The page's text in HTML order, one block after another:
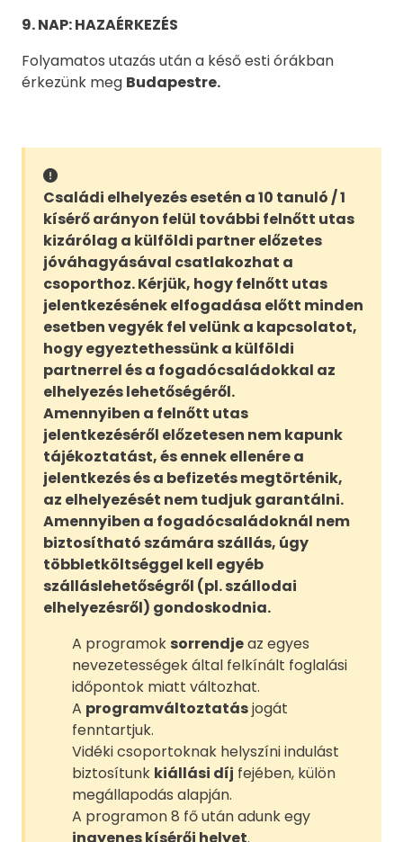
9. NAP: HAZAÉRKEZÉS
Folyamatos utazás után a késő esti órákban
érkezünk meg Budapestre.
Családi elhelyezés esetén a 10 tanuló / 1
kísérő arányon felül további felnőtt utas
kizárólag a külföldi partner előzetes
jóváhagyásával csatlakozhat a
csoporthoz. Kérjük, hogy felnőtt utas
jelentkezésének elfogadása előtt minden
esetben vegyék fel velünk a kapcsolatot,
hogy egyeztethessünk a külföldi
partnerrel és a fogadócsaládokkal az
elhelyezés lehetőségéről.
Amennyiben a felnőtt utas
jelentkezéséről előzetesen nem kapunk
tájékoztatást, és ennek ellenére a
jelentkezés és a befizetés megtörténik,
az elhelyezését nem tudjuk garantálni.
Amennyiben a fogadócsaládoknál nem
biztosítható számára szállás, úgy
többletköltséggel kell egyéb
szálláslehetőségről (pl. szállodai
elhelyezésről) gondoskodnia.
A programok sorrendjeaz egyes
nevezetességek által felkínált foglalási
időpontok miatt változhat.
A programváltoztatásjogát
fenntartjuk.
Vidéki csoportoknak helyszíni indulást
biztosítunk kiállási díj fejében, külön
megállapodás alapján.
A programon 8 fő után adunk egy